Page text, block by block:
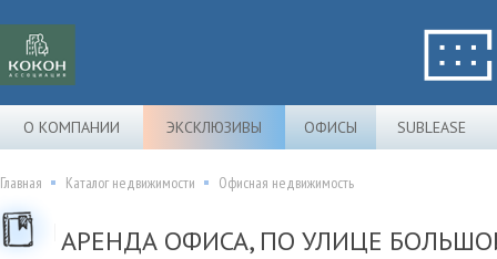
О КОМПАНИИ ЭКСКЛЮЗИВЫ ОФИСЫ SUBLEASE
Главная Каталог недвижимости Офисная недвижимость
АРЕНДА ОФИСА, ПО УЛИЦЕ